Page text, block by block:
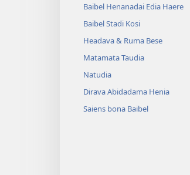
Baibel Henanadai Edia Haere
Baibel Stadi Kosi
Headava & Ruma Bese
Matamata Taudia
Natudia
Dirava Abidadama Henia
Saiens bona Baibel